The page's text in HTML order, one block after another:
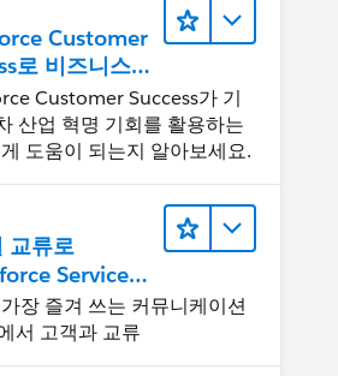
Customer
로 비즈니스를
Customer Success가 기
산업 혁명 기회를 활용하는
도움이 되는지 알아보세요.
교류로
Service
장 즐겨 쓰는 커뮤니케이션
서 고객과 교류